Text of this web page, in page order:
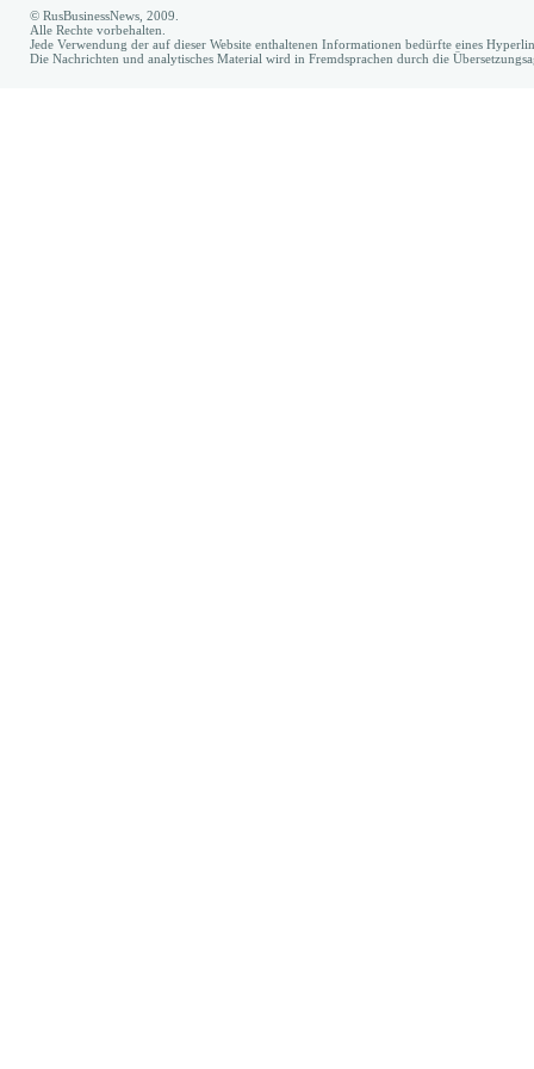
© RusBusinessNews, 2009.
Alle Rechte vorbehalten.
Jede Verwendung der auf dieser Website enthaltenen Informationen bedürfte eines
Die Nachrichten und analytisches Material wird in Fremdsprachen durch die